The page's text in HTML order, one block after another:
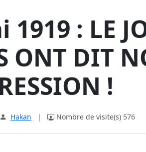
1919 : LE
ONT DIT
!
Hakan | Nombre de visite(s) 576